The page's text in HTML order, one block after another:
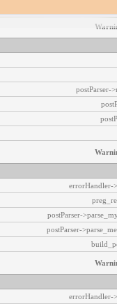
postParser-
errorHandler-
postParser-
postParser-
errorHandler-